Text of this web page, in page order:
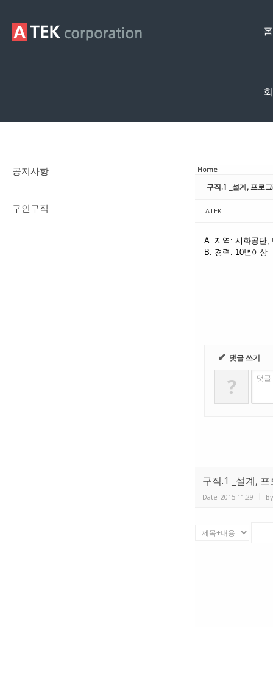
홈
공지사항
구인구직
Home
구직.1 _설계, 프로
ATEK
A. 지역: 시화공단,
B. 경력: 10년이상
✔ 댓글 쓰기
? 댓
구직.1 _설계,
Date 2015.11.29 By